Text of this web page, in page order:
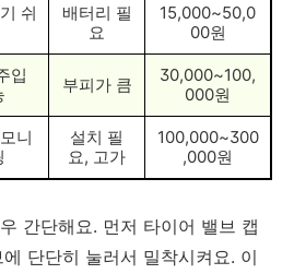
쉬
배터리 필
요
15,000~50,0
00원
입
부피가 큼
30,000~100,
000원
니
설치 필
요, 고가
100,000~300
,000원
간단해요. 먼저 타이어 밸브 캡
단단히 눌러서 밀착시켜요. 이